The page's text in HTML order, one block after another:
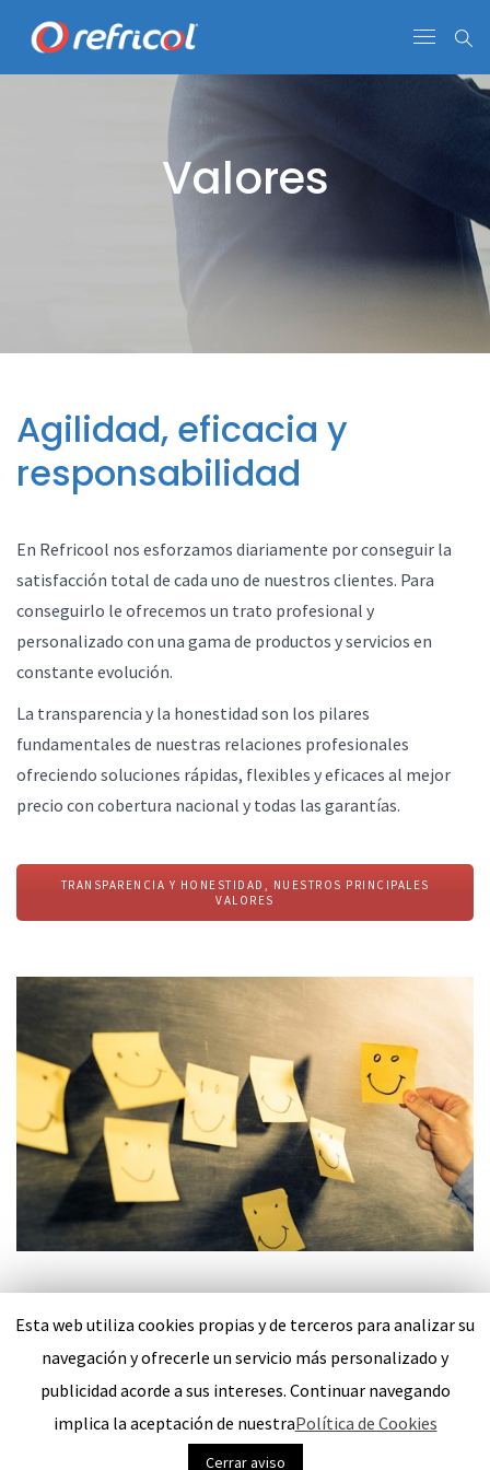
Valores
Agilidad, eficacia y
responsabilidad
En Refricool nos esforzamos diariamente por conseguir la
satisfacción total de cada uno de nuestros clientes. Para
conseguirlo le ofrecemos un trato profesional y
personalizado con una gama de productos y servicios en
constante evolución.
La transparencia y la honestidad son los pilares
fundamentales de nuestras relaciones profesionales
ofreciendo soluciones rápidas, flexibles y eficaces al mejor
precio con cobertura nacional y todas las garantías.
TRANSPARENCIA Y HONESTIDAD, NUESTROS PRINCIPALES
VALORES
Refricool © Copyright 2026. Todos Los Derechos Reservados.
Política de Privacidad Política de Cookies
Esta web utiliza cookies propias y de terceros para analizar su
navegación y ofrecerle un servicio más personalizado y
publicidad acorde a sus intereses. Continuar navegando
implica la aceptación de nuestraPolítica de Cookies
Cerrar aviso